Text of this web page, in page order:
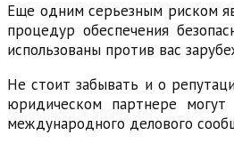
Еще одним серьезным риском
процедур обеспечения
использованы против вас
Не стоит забывать и о
юридическом партнере
международного делового